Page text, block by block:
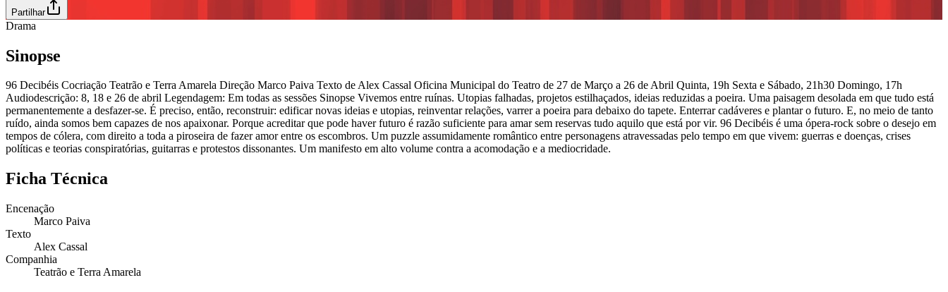
Partilhar
Drama
Sinopse
96 Decibéis Cocriação Teatrão e Terra Amarela Direção Marco Paiva Texto de Alex Cassal Oficina Municipal do Teatro de 27 de Março a 26 de Abril Quinta, 19h Sexta e Sábado, 21h30 Domingo, 17h
Audiodescrição: 8, 18 e 26 de abril Legendagem: Em todas as sessões Sinopse Vivemos entre ruínas. Utopias falhadas, projetos estilhaçados, ideias reduzidas a poeira. Uma paisagem desolada em que tudo está
permanentemente a desfazer-se. É preciso, então, reconstruir: edificar novas ideias e utopias, reinventar relações, varrer a poeira para debaixo do tapete. Enterrar cadáveres e plantar o futuro. E, no meio de tanto
ruído, ainda somos bem capazes de nos apaixonar. Porque acreditar que pode haver futuro é razão suficiente para amar sem reservas tudo aquilo que está por vir. 96 Decibéis é uma ópera-rock sobre o desejo em
tempos de cólera, com direito a toda a piroseira de fazer amor entre os escombros. Um puzzle assumidamente romântico entre personagens atravessadas pelo tempo em que vivem: guerras e doenças, crises
políticas e teorias conspiratórias, guitarras e protestos dissonantes. Um manifesto em alto volume contra a acomodação e a mediocridade.
Ficha Técnica
Encenação
Marco Paiva
Texto
Alex Cassal
Companhia
Teatrão e Terra Amarela